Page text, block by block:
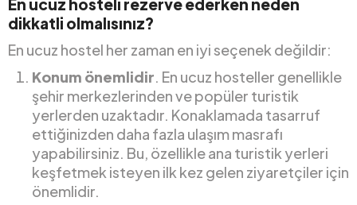
En ucuz hosteli rezerve ederken neden
dikkatli olmalısınız?
En ucuz hostel her zaman en iyi seçenek değildir:
Konum önemlidir. En ucuz hosteller genellikle
şehir merkezlerinden ve popüler turistik
yerlerden uzaktadır. Konaklamada tasarruf
ettiğinizden daha fazla ulaşım masrafı
yapabilirsiniz. Bu, özellikle ana turistik yerleri
keşfetmek isteyen ilk kez gelen ziyaretçiler için
önemlidir.